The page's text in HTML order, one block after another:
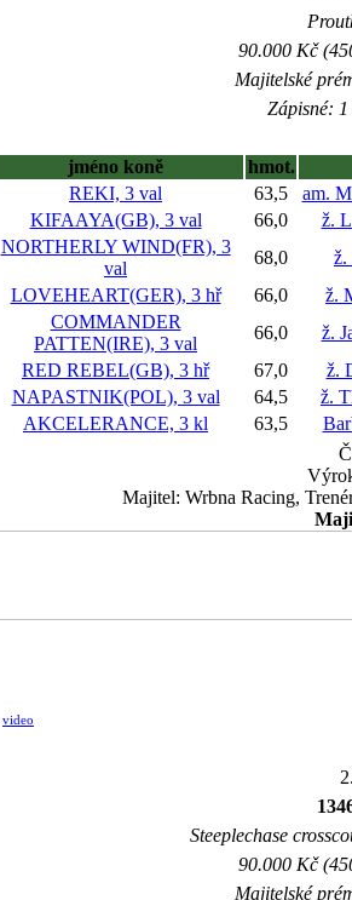
90.000 Kč
Majitelské
Zápisné:
jméno koně
hmot.
REKI, 3 val 63,5
am.
KIFAAYA(GB), 3 val 66,0
ž.
NORTHERLY WIND(FR), 3
val
68,0
ž.
LOVEHEART(GER), 3 hř 66,0
ž.
COMMANDER
PATTEN(IRE), 3 val
66,0
ž.
RED REBEL(GB), 3 hř 67,0
ž.
NAPASTNIK(POL), 3 val 64,5
ž.
AKCELERANCE, 3 kl 63,5
Majitel: Wrbna Racing,
video
Steeplechase
90.000 Kč
Majitelské